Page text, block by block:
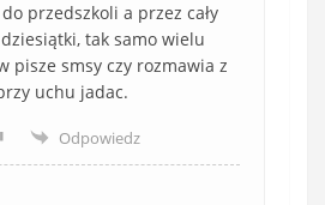
przedszkoli a przez cały
tak samo wielu
pisze smsy czy rozmawia z
uchu jadac.
Odpowiedz